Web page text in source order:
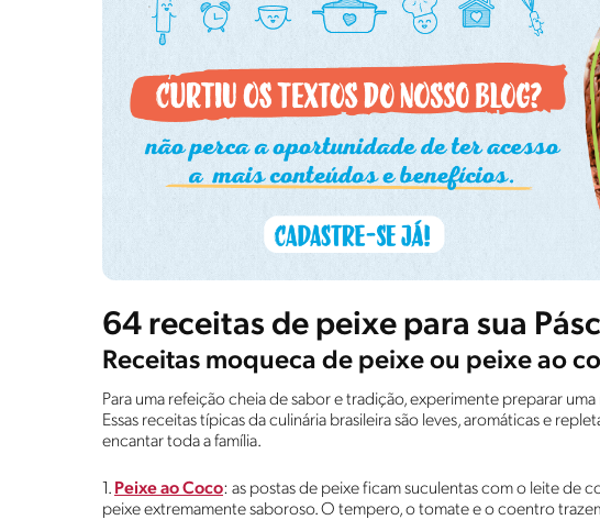
64 receitas de peixe para sua
Receitas moqueca de peixe ou peixe ao
Para uma refeição cheia de sabor e tradição, experimente preparar
Essas receitas típicas da culinária brasileira são leves, aromáticas e
encantar toda a família.
1. Peixe ao Coco: as postas de peixe ficam suculentas com o leite de
peixe extremamente saboroso. O tempero, o tomate e o coentro